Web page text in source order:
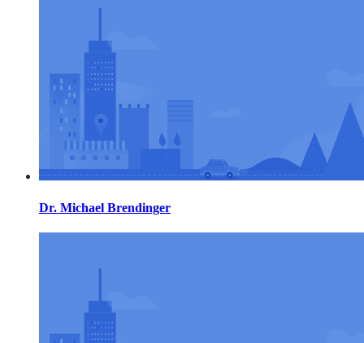
Dr. Michael Brendinger